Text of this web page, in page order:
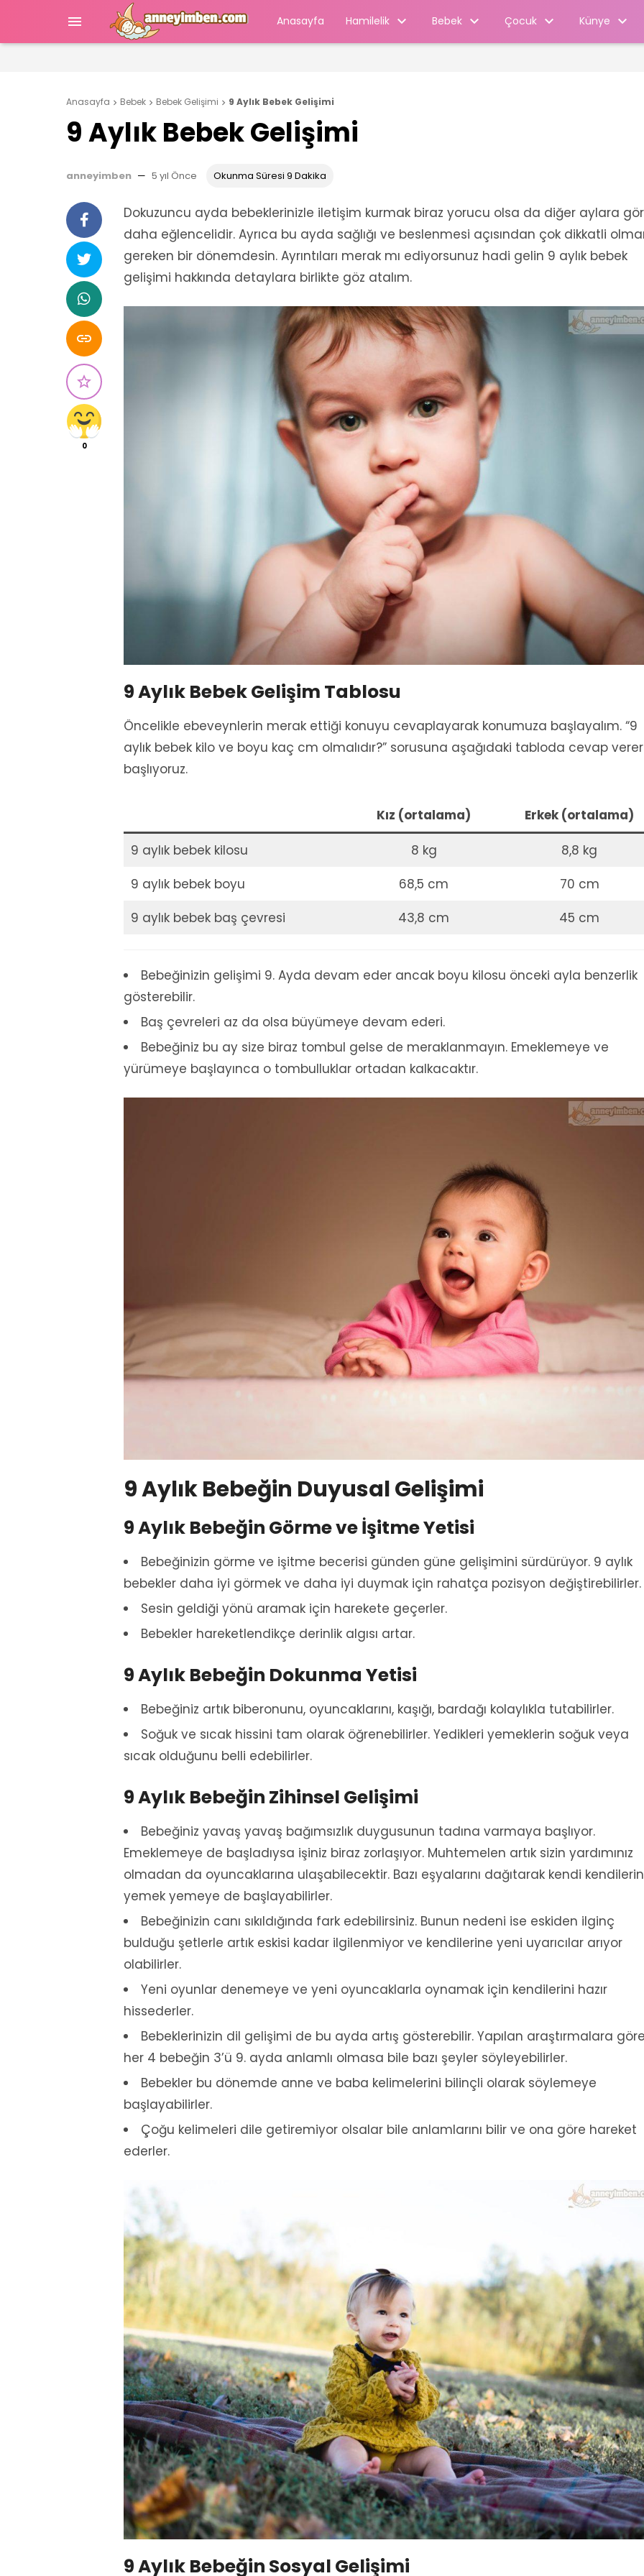
 Anasayfa Hamilelik Bebek Çocuk Künye
Anasayfa  Bebek  Bebek Gelişimi  9 Aylık Bebek Gelişimi
9 Aylık Bebek Gelişimi
anneyimben — 5 yıl Önce Okunma Süresi 9 Dakika


0
Dokuzuncu ayda bebeklerinizle iletişim kurmak biraz yorucu olsa da diğer aylara
daha eğlencelidir. Ayrıca bu ayda sağlığı ve beslenmesi açısından çok dikkatli
gereken bir dönemdesin. Ayrıntıları merak mı ediyorsunuz hadi gelin 9 aylık bebek
gelişimi hakkında detaylara birlikte göz atalım.
9 Aylık Bebek Gelişim Tablosu
Öncelikle ebeveynlerin merak ettiği konuyu cevaplayarak konumuza başlayalım. “9
aylık bebek kilo ve boyu kaç cm olmalıdır?” sorusuna aşağıdaki tabloda cevap
başlıyoruz.
Kız (ortalama) Erkek (ortalama)
9 aylık bebek kilosu 8 kg
8,8 kg
9 aylık bebek boyu
68,5 cm
70 cm
9 aylık bebek baş çevresi
43,8 cm 45 cm
Bebeğinizin gelişimi 9. Ayda devam eder ancak boyu kilosu önceki ayla benzerlik
gösterebilir.
Baş çevreleri az da olsa büyümeye devam ederi.
Bebeğiniz bu ay size biraz tombul gelse de meraklanmayın. Emeklemeye ve
yürümeye başlayınca o tombulluklar ortadan kalkacaktır.
9 Aylık Bebeğin Duyusal Gelişimi
9 Aylık Bebeğin Görme ve İşitme Yetisi
Bebeğinizin görme ve işitme becerisi günden güne gelişimini sürdürüyor. 9 aylık
bebekler daha iyi görmek ve daha iyi duymak için rahatça pozisyon değiştirebilirler.
Sesin geldiği yönü aramak için harekete geçerler.
Bebekler hareketlendikçe derinlik algısı artar.
9 Aylık Bebeğin Dokunma Yetisi
Bebeğiniz artık biberonunu, oyuncaklarını, kaşığı, bardağı kolaylıkla tutabilirler.
Soğuk ve sıcak hissini tam olarak öğrenebilirler. Yedikleri yemeklerin soğuk veya
sıcak olduğunu belli edebilirler.
9 Aylık Bebeğin Zihinsel Gelişimi
Bebeğiniz yavaş yavaş bağımsızlık duygusunun tadına varmaya başlıyor.
Emeklemeye de başladıysa işiniz biraz zorlaşıyor. Muhtemelen artık sizin yardımınız
olmadan da oyuncaklarına ulaşabilecektir. Bazı eşyalarını dağıtarak kendi
yemek yemeye de başlayabilirler.
Bebeğinizin canı sıkıldığında fark edebilirsiniz. Bunun nedeni ise eskiden ilginç
bulduğu şetlerle artık eskisi kadar ilgilenmiyor ve kendilerine yeni uyarıcılar arıyor
olabilirler.
Yeni oyunlar denemeye ve yeni oyuncaklarla oynamak için kendilerini hazır
hissederler.
Bebeklerinizin dil gelişimi de bu ayda artış gösterebilir. Yapılan araştırmalara
her 4 bebeğin 3’ü 9. ayda anlamlı olmasa bile bazı şeyler söyleyebilirler.
Bebekler bu dönemde anne ve baba kelimelerini bilinçli olarak söylemeye
başlayabilirler.
Çoğu kelimeleri dile getiremiyor olsalar bile anlamlarını bilir ve ona göre hareket
ederler.
9 Aylık Bebeğin Sosyal Gelişimi